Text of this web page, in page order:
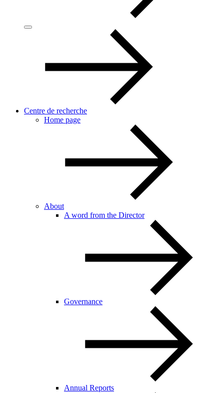
Centre de recherche
Home page
About
A word from the Director
Governance
Annual Reports